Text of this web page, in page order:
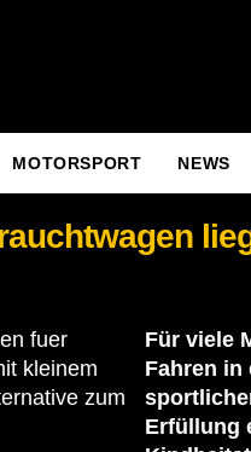
MOTORSPORT NEWS
Für viele
Fahren in
Erfüllung